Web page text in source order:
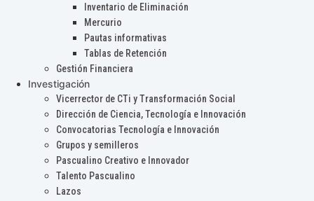
Inventario de Eliminación
Mercurio
Pautas informativas
Tablas de Retención
Gestión Financiera
Investigación
Vicerrector de CTi y Transformación Social
Dirección de Ciencia, Tecnología e Innovación
Convocatorias Tecnología e Innovación
Grupos y semilleros
Pascualino Creativo e Innovador
Talento Pascualino
Lazos